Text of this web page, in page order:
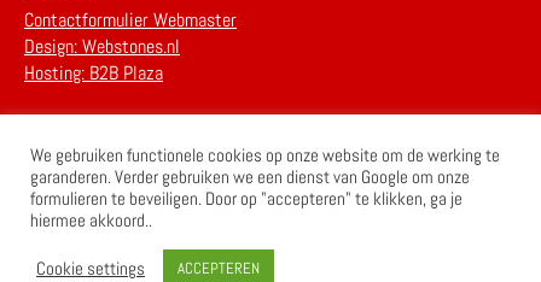
Contactformulier Webmaster
Design: Webstones.nl
Hosting: B2B Plaza
Disclaimer
We gebruiken functionele cookies op onze website om de werking te
garanderen. Verder gebruiken we een dienst van Google om onze
formulieren te beveiligen. Door op "accepteren" te klikken, ga je
hiermee akkoord..
Cookie settings ACCEPTEREN